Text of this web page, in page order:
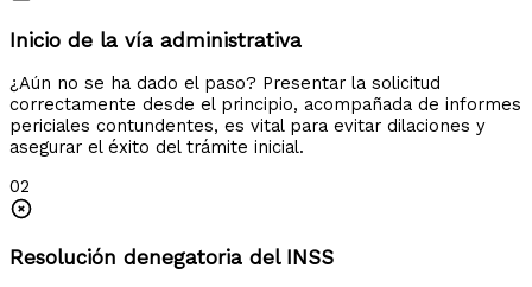
Inicio de la vía administrativa
¿Aún no se ha dado el paso? Presentar la solicitud
correctamente desde el principio, acompañada de informes
periciales contundentes, es vital para evitar dilaciones y
asegurar el éxito del trámite inicial.
02
Resolución denegatoria del INSS